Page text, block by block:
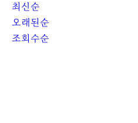
최신순
오래된순
조회수순